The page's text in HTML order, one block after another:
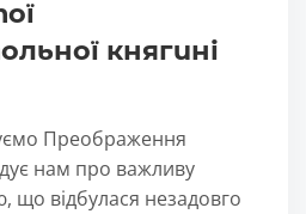
княгині
Преображення
нам про важливу
що відбулася незадовго